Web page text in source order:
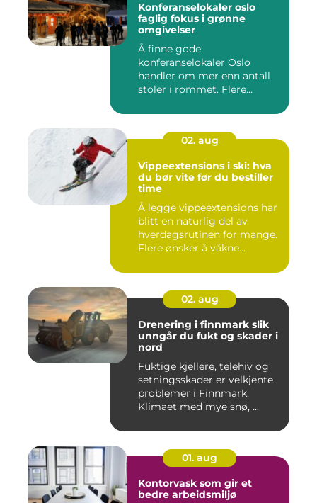
Konferanselokaler oslo
faglig fokus i grønne
omgivelser
Å finne gode
konferanselokaler Oslo
handler om mer enn antall
stoler i rommet. Flere
02. aug
Vippeextensions i ski: hva
du bør vite før du bestiller
time
Å legge vippeextensions har
blitt en naturlig del av
hverdagsrutinen for mange.
Flere ønsker å våkne...
02. aug
Drenering i finnmark slik
unngår du fukt og skader i
nord
Fuktige kjellere, telehiv og
setningsskader er velkjente
problemer i Finnmark.
Klimaet med mye snø, ...
01. aug
Kontorvask som gir et
bedre arbeidsmiljø